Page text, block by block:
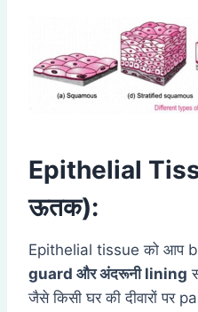
Epithelial
ऊतक):
Epithelial tissue को आप
guard और अंदरूनी lining
जैसे किसी घर की दीवारों पर